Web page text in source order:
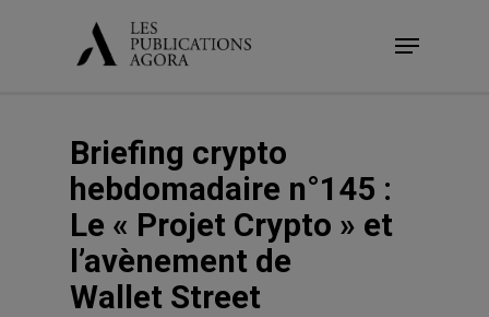
Menu
Briefing crypto
hebdomadaire n°145 :
Le « Projet Crypto » et
l’avènement de
Wallet Street